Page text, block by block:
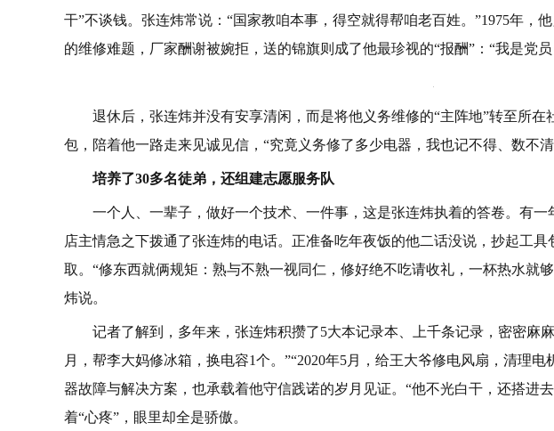
干”不谈钱。张连炜常说：“国家教咱本事，得空就得帮咱老百姓。”1975年，
的维修难题，厂家酬谢被婉拒，送的锦旗则成了他最珍视的“报酬”：“我是党
退休后，张连炜并没有安享清闲，而是将他义务维修的“主阵地”转至所
包，陪着他一路走来见诚见信，“究竟义务修了多少电器，我也记不得、数不清
培养了30多名徒弟，还组建志愿服务队
一个人、一辈子，做好一个技术、一件事，这是张连炜执着的答卷。有一
店主情急之下拨通了张连炜的电话。正准备吃年夜饭的他二话没说，抄起工具
取。“修东西就俩规矩：熟与不熟一视同仁，修好绝不吃请收礼，一杯热水就
炜说。
记者了解到，多年来，张连炜积攒了5大本记录本、上千条记录，密密麻
月，帮李大妈修冰箱，换电容1个。”“2020年5月，给王大爷修电风扇，清理
器故障与解决方案，也承载着他守信践诺的岁月见证。“他不光白干，还搭进
着“心疼”，眼里却全是骄傲。